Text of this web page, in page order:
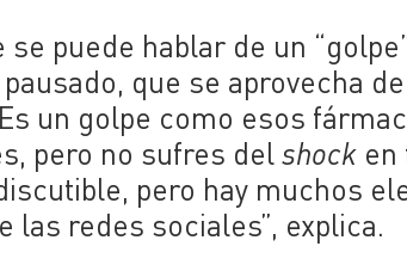
se puede hablar de un
que se aprovecha
un golpe como esos
pero no sufres delshock en
pero hay muchos
las redes sociales”, explica.